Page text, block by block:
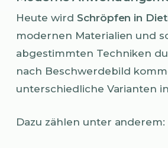
Heute wird Schröpfen in
modernen Materialien und
abgestimmten Techniken
nach Beschwerdebild
unterschiedliche Varianten
Dazu zählen unter anderem: